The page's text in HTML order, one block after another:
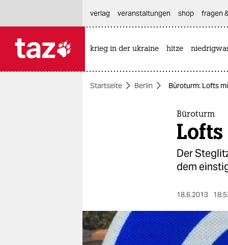
themen
berlin
verlag
veranstaltungen shop fragen
krieg in der ukraine hitze
Startseite Berlin Büroturm: Lofts
Büroturm
Der
dem
18.6.2013